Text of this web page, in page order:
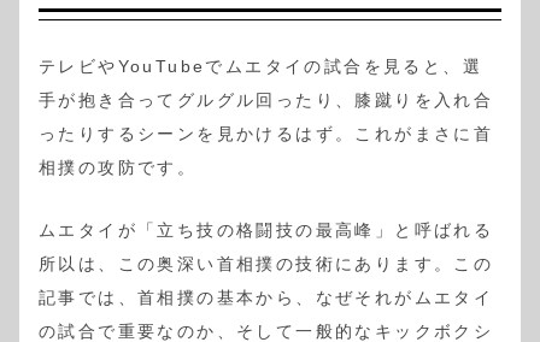
テレビやYouTubeでムエタイの試合を見ると、選
手が抱き合ってグルグル回ったり、膝蹴りを入れ合
ったりするシーンを見かけるはず。これがまさに首
相撲の攻防です。
ムエタイが「立ち技の格闘技の最高峰」と呼ばれる
所以は、この奥深い首相撲の技術にあります。この
記事では、首相撲の基本から、なぜそれがムエタイ
の試合で重要なのか、そして一般的なキックボクシ